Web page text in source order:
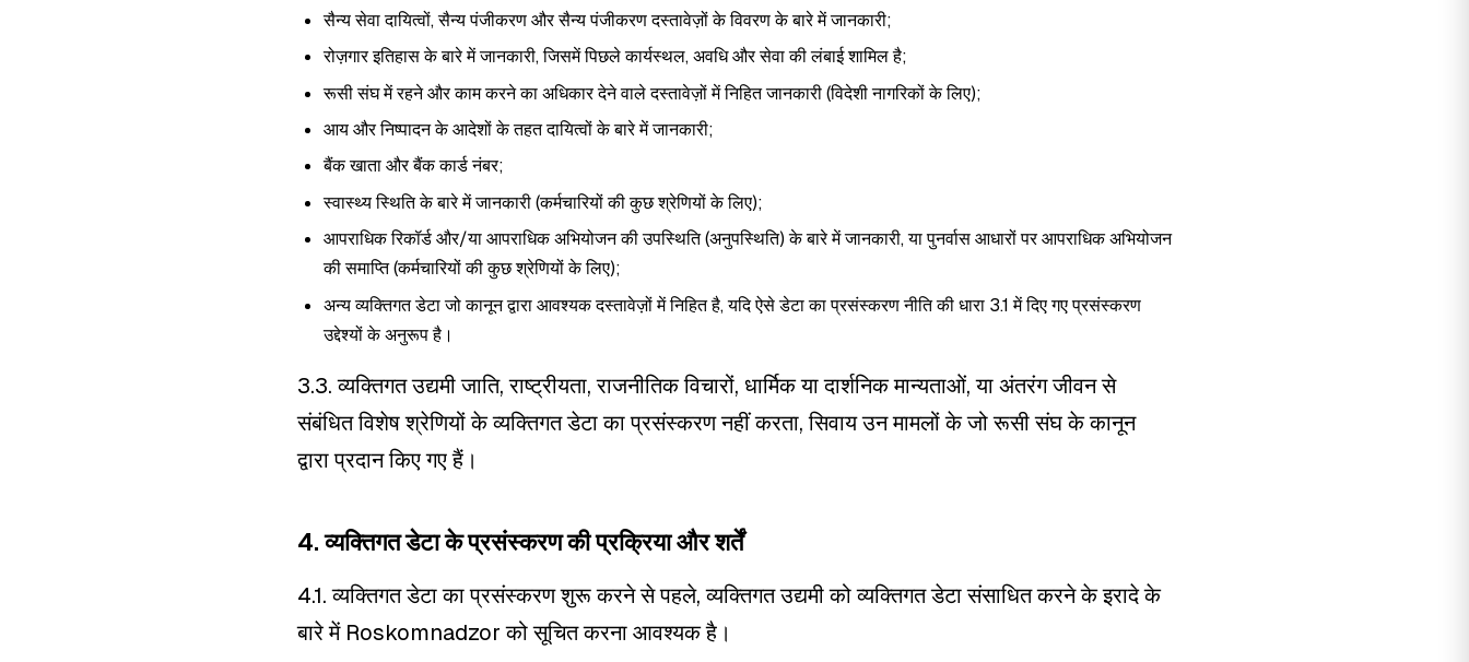
सैन्य सेवा दायित्वों, सैन्य पंजीकरण और सैन्य पंजीकरण दस्तावेज़ों के विवरण के बारे में जानकारी;
रोज़गार इतिहास के बारे में जानकारी, जिसमें पिछले कार्यस्थल, अवधि और सेवा की लंबाई शामिल है;
रूसी संघ में रहने और काम करने का अधिकार देने वाले दस्तावेज़ों में निहित जानकारी (विदेशी नागरिकों के लिए);
आय और निष्पादन के आदेशों के तहत दायित्वों के बारे में जानकारी;
बैंक खाता और बैंक कार्ड नंबर;
स्वास्थ्य स्थिति के बारे में जानकारी (कर्मचारियों की कुछ श्रेणियों के लिए);
आपराधिक रिकॉर्ड और/या आपराधिक अभियोजन की उपस्थिति (अनुपस्थिति) के बारे में जानकारी, या पुनर्वास आधारों पर आपराधिक अभियोजन
की समाप्ति (कर्मचारियों की कुछ श्रेणियों के लिए);
अन्य व्यक्तिगत डेटा जो कानून द्वारा आवश्यक दस्तावेज़ों में निहित है, यदि ऐसे डेटा का प्रसंस्करण नीति की धारा 3.1 में दिए गए प्रसंस्करण
उद्देश्यों के अनुरूप है।
3.3. व्यक्तिगत उद्यमी जाति, राष्ट्रीयता, राजनीतिक विचारों, धार्मिक या दार्शनिक मान्यताओं, या अंतरंग जीवन से
संबंधित विशेष श्रेणियों के व्यक्तिगत डेटा का प्रसंस्करण नहीं करता, सिवाय उन मामलों के जो रूसी संघ के कानून
द्वारा प्रदान किए गए हैं।
4. व्यक्तिगत डेटा के प्रसंस्करण की प्रक्रिया और शर्तें
4.1. व्यक्तिगत डेटा का प्रसंस्करण शुरू करने से पहले, व्यक्तिगत उद्यमी को व्यक्तिगत डेटा संसाधित करने के इरादे के
बारे में Roskomnadzor को सूचित करना आवश्यक है।